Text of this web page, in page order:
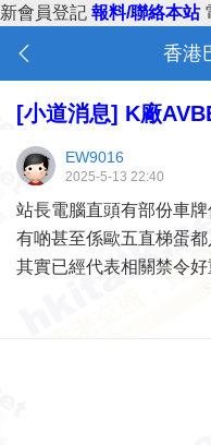
新會員登記 報料/聯絡本站
香港
[小道消息] K廠
EW9016
2025-5-13 22:40
站長電腦直頭有部份車
有啲甚至係歐五直梯蛋
其實已經代表相關禁令